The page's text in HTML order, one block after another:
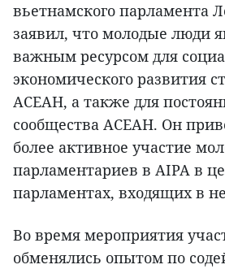
вьетнамского парламента
заявил, что молодые люди
важным ресурсом для
экономического развития
АСЕАН, а также для
сообщества АСЕАН. Он
более активное участие
парламентариев в AIPA в
парламентах, входящих в
Во время мероприятия
обменялись опытом по